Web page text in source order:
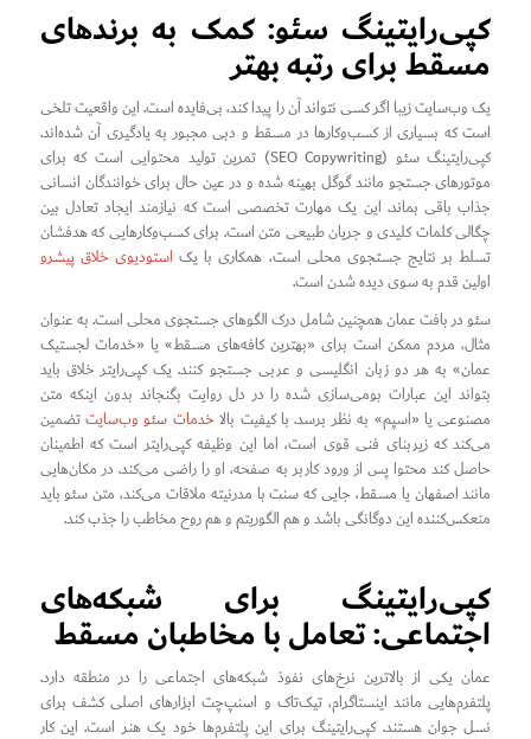
کپی‌رایتینگ سئو: کمک به برندهای
مسقط برای رتبه بهتر
یک وب‌سایت زیبا اگر کسی نتواند آن را پیدا کند، بی‌فایده است. این واقعیت تلخی
است که بسیاری از کسب‌وکارها در مسقط و دبی مجبور به یادگیری آن شده‌اند.
کپی‌رایتینگ سئو (SEO Copywriting) تمرین تولید محتوایی است که برای
موتورهای جستجو مانند گوگل بهینه شده و در عین حال برای خوانندگان انسانی
جذاب باقی بماند. این یک مهارت تخصصی است که نیازمند ایجاد تعادل بین
چگالی کلمات کلیدی و جریان طبیعی متن است. برای کسب‌وکارهایی که هدفشان
تسلط بر نتایج جستجوی محلی است، همکاری با یک استودیوی خلاق پیشرو
اولین قدم به سوی دیده شدن است.
سئو در بافت عمان همچنین شامل درک الگوهای جستجوی محلی است. به عنوان
مثال، مردم ممکن است برای «بهترین کافه‌های مسقط» یا «خدمات لجستیک
عمان» به هر دو زبان انگلیسی و عربی جستجو کنند. یک کپی‌رایتر خلاق باید
بتواند این عبارات بومی‌سازی شده را در دل روایت بگنجاند بدون اینکه متن
مصنوعی یا «اسپم» به نظر برسد. با کیفیت بالا خدمات سئو وب‌سایتتضمین
می‌کند که زیربنای فنی قوی است، اما این وظیفه کپی‌رایتر است که اطمینان
حاصل کند محتوا پس از ورود کاربر به صفحه، او را راضی می‌کند. در مکان‌هایی
مانند اصفهان یا مسقط، جایی که سنت با مدرنیته ملاقات می‌کند، متن سئو باید
منعکس‌کننده این دوگانگی باشد و هم الگوریتم و هم روح مخاطب را جذب کند.
کپی‌رایتینگ برای شبکه‌های
اجتماعی: تعامل با مخاطبان مسقط
عمان یکی از بالاترین نرخ‌های نفوذ شبکه‌های اجتماعی را در منطقه دارد.
پلتفرم‌هایی مانند اینستاگرام، تیک‌تاک و اسنپ‌چت ابزارهای اصلی کشف برای
نسل جوان هستند. کپی‌رایتینگ برای این پلتفرم‌ها خود یک هنر است. این کار